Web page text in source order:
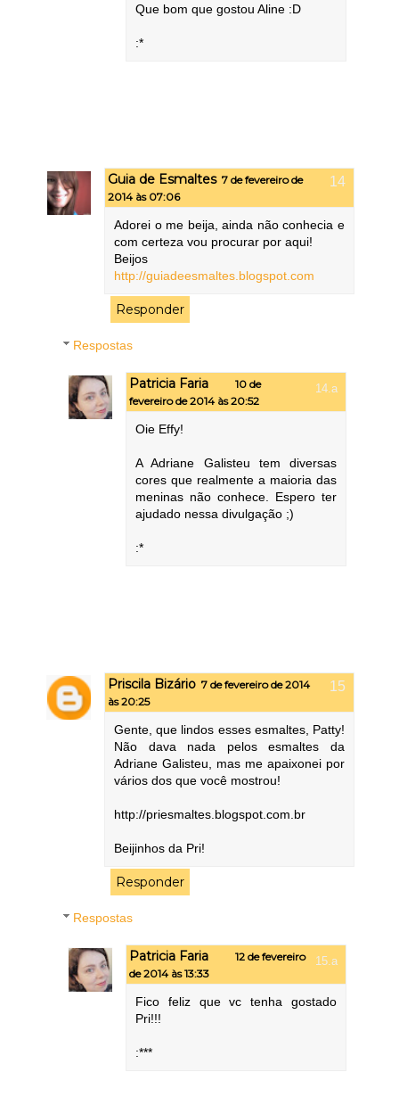
Que bom que gostou Aline :D
:*
Guia de Esmaltes 7 de fevereiro de
2014 às 07:06
Adorei o me beija, ainda não conhecia e
com certeza vou procurar por aqui!
Beijos
http://guiadeesmaltes.blogspot.com
Responder
Respostas
Patricia Faria
10 de
fevereiro de 2014 às 20:52
Oie Effy!
A Adriane Galisteu tem diversas
cores que realmente a maioria das
meninas não conhece. Espero ter
ajudado nessa divulgação ;)
:*
Priscila Bizário 7 de fevereiro de 2014
às 20:25
Gente, que lindos esses esmaltes, Patty!
Não dava nada pelos esmaltes da
Adriane Galisteu, mas me apaixonei por
vários dos que você mostrou!
http://priesmaltes.blogspot.com.br
Beijinhos da Pri!
Responder
Respostas
Patricia Faria
12 de fevereiro
de 2014 às 13:33
Fico feliz que vc tenha gostado
Pri!!!
:***